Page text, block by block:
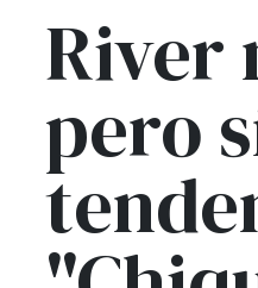
River
pero